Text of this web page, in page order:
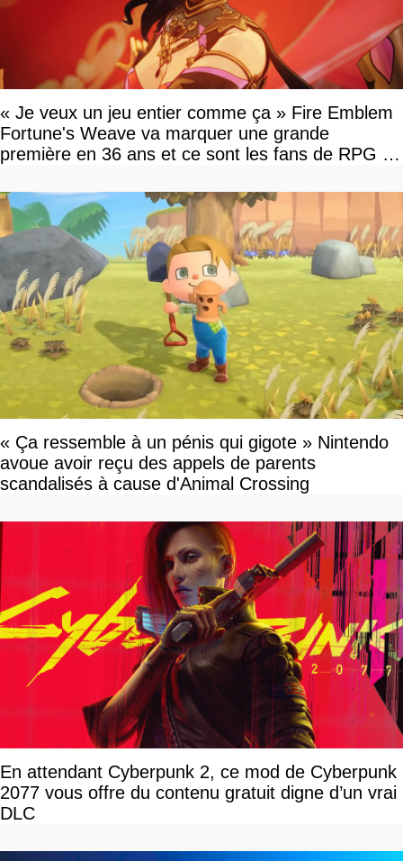
« Je veux un jeu entier comme ça » Fire Emblem
Fortune's Weave va marquer une grande
première en 36 ans et ce sont les fans de RPG en
« Ça ressemble à un pénis qui gigote » Nintendo
avoue avoir reçu des appels de parents
scandalisés à cause d'Animal Crossing
En attendant Cyberpunk 2, ce mod de Cyberpunk
2077 vous offre du contenu gratuit digne d’un vrai
DLC